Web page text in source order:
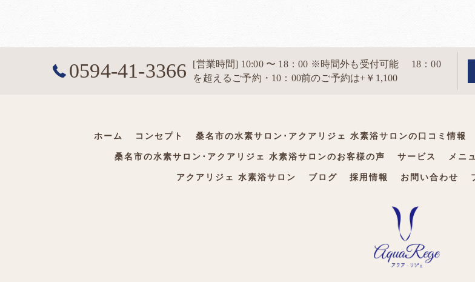
0594-41-3366
[営業時間] 10:00 〜 18：00 ※時間外も受付可能 18：00
を超えるご予約・10：00前のご予約は+￥1,100
ホーム コンセプト 桑名市の水素サロン･アクアリジェ 水素浴サロンの口コミ情報
桑名市の水素サロン･アクアリジェ 水素浴サロンのお客様の声 サービス メニ
アクアリジェ 水素浴サロン ブログ 採用情報 お問い合わせ